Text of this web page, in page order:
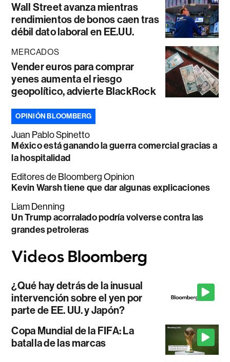
Wall Street avanza mientras
rendimientos de bonos caen tras
débil dato laboral en EE.UU.
MERCADOS
Vender euros para comprar
yenes aumenta el riesgo
geopolítico, advierte BlackRock
OPINIÓN BLOOMBERG
Juan Pablo Spinetto
México está ganando la guerra comercial gracias a
la hospitalidad
Editores de Bloomberg Opinion
Kevin Warsh tiene que dar algunas explicaciones
Liam Denning
Un Trump acorralado podría volverse contra las
grandes petroleras
¿Qué hay detrás de la inusual
intervención sobre el yen por
parte de EE. UU. y Japón?
Copa Mundial de la FIFA: La
batalla de las marcas